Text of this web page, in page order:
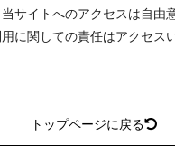
サイトへのアクセスは自由
に関しての責任はアクセス
トップページに戻る